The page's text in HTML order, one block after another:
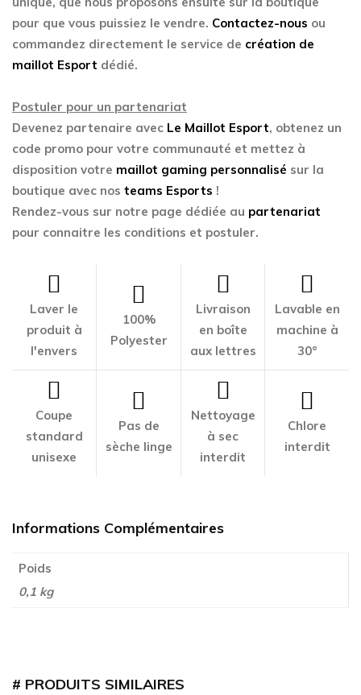
pour que vous puissiez le vendre. Contactez-nous ou
commandez directement le service de création de
maillot Esport dédié.
Postuler pour un partenariat
Devenez partenaire avec Le Maillot Esport, obtenez un
code promo pour votre communauté et mettez à
disposition votre maillot gaming personnalisé sur la
boutique avec nos teams Esports !
Rendez-vous sur notre page dédiée au partenariat
pour connaitre les conditions et postuler.
Laver le
produit à
l'envers
100%
Polyester
Livraison
en boîte
aux lettres
Lavable en
machine à
30°
Coupe
standard
unisexe
Pas de
sèche linge
Nettoyage
à sec
interdit
Chlore
interdit
Informations Complémentaires
Poids
0,1 kg
PRODUITS SIMILAIRES